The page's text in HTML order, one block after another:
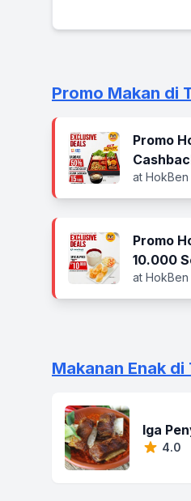
Promo Makan di
Promo
at
Promo
10.000
at
Makanan Enak
Iga
4.0